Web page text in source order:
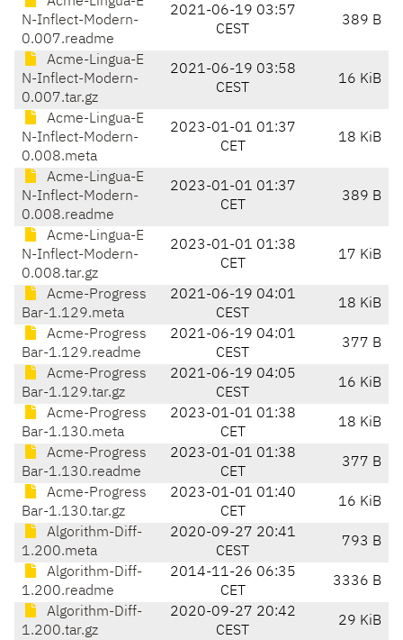
N-Inflect-Modern-
0.007.readme
2021-06-19 03:57
CEST
389 B
Acme-Lingua-E
N-Inflect-Modern-
0.007.tar.gz
2021-06-19 03:58
CEST
16 KiB
Acme-Lingua-E
N-Inflect-Modern-
0.008.meta
2023-01-01 01:37
CET
18 KiB
Acme-Lingua-E
N-Inflect-Modern-
0.008.readme
2023-01-01 01:37
CET
389 B
Acme-Lingua-E
N-Inflect-Modern-
0.008.tar.gz
2023-01-01 01:38
CET
17 KiB
Acme-Progress
Bar-1.129.meta
2021-06-19 04:01
CEST
18 KiB
Acme-Progress
Bar-1.129.readme
2021-06-19 04:01
CEST
377 B
Acme-Progress
Bar-1.129.tar.gz
2021-06-19 04:05
CEST
16 KiB
Acme-Progress
Bar-1.130.meta
2023-01-01 01:38
CET
18 KiB
Acme-Progress
Bar-1.130.readme
2023-01-01 01:38
CET
377 B
Acme-Progress
Bar-1.130.tar.gz
2023-01-01 01:40
CET
16 KiB
Algorithm-Diff-
1.200.meta
2020-09-27 20:41
CEST
793 B
Algorithm-Diff-
1.200.readme
2014-11-26 06:35
CET
3336 B
Algorithm-Diff-
1.200.tar.gz
2020-09-27 20:42
CEST
29 KiB